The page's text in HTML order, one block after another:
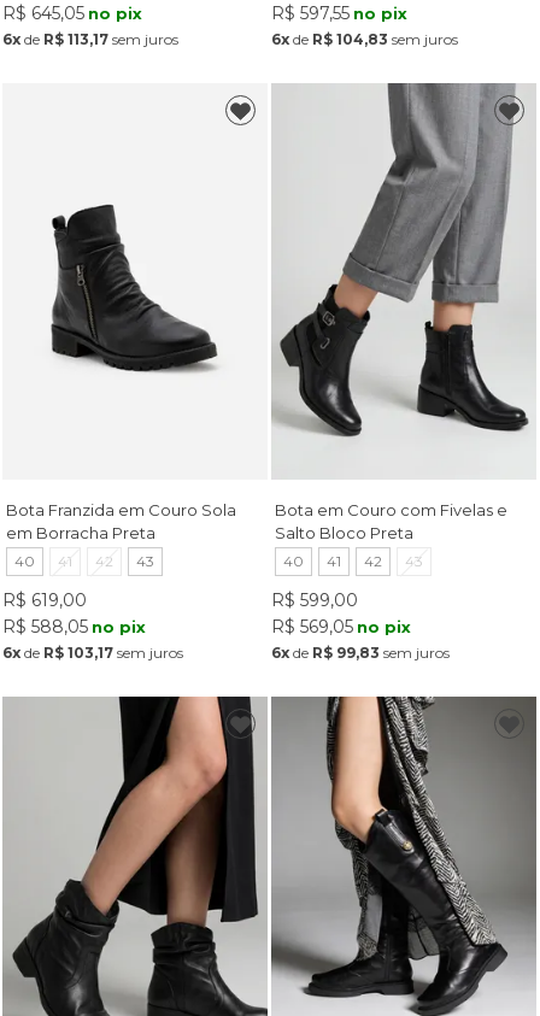
R$ 645,05 no pix
6xde R$ 113,17sem juros
R$ 597,55 no pix
6x de R$ 104,83 sem juros
Bota Franzida em Couro Sola
em Borracha Preta
40 41 42 43
R$ 619,00
R$ 588,05 no pix
6xde R$ 103,17sem juros
Bota em Couro com Fivelas e
Salto Bloco Preta
40 41 42 43
R$ 599,00
R$ 569,05 no pix
6x de R$ 99,83 sem juros